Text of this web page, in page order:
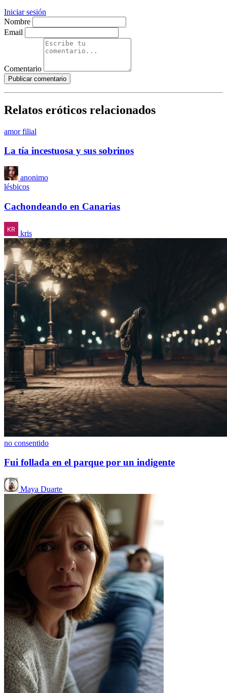
Iniciar sesión
Nombre
Email
Comentario
Publicar comentario
Relatos eróticos relacionados
amor filial
La tía incestuosa y sus sobrinos
anonimo
lésbicos
Cachondeando en Canarias
kris
no consentido
Fui follada en el parque por un indigente
Maya Duarte